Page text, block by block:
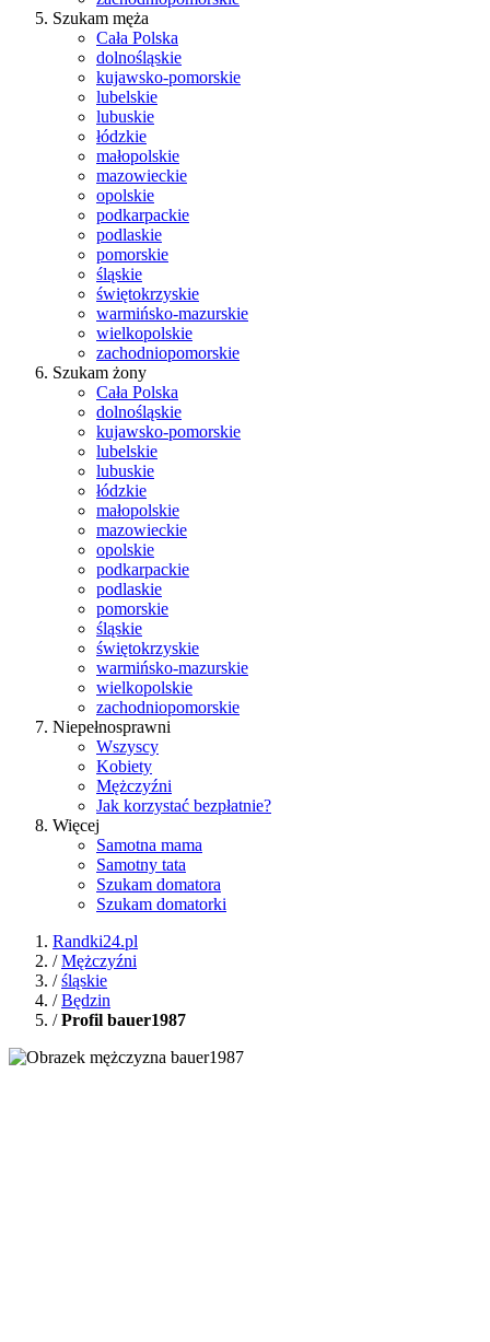
Szukam męża
Cała Polska
dolnośląskie
kujawsko-pomorskie
lubelskie
lubuskie
łódzkie
małopolskie
mazowieckie
opolskie
podkarpackie
podlaskie
pomorskie
śląskie
świętokrzyskie
warmińsko-mazurskie
wielkopolskie
zachodniopomorskie
Szukam żony
Cała Polska
dolnośląskie
kujawsko-pomorskie
lubelskie
lubuskie
łódzkie
małopolskie
mazowieckie
opolskie
podkarpackie
podlaskie
pomorskie
śląskie
świętokrzyskie
warmińsko-mazurskie
wielkopolskie
zachodniopomorskie
Niepełnosprawni
Wszyscy
Kobiety
Mężczyźni
Jak korzystać bezpłatnie?
Więcej
Samotna mama
Samotny tata
Szukam domatora
Szukam domatorki
Randki24.pl
/Mężczyźni
/śląskie
/Będzin
/Profil bauer1987